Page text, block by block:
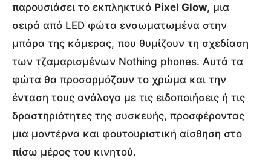
παρουσιάσει το εκπληκτικό Pixel Glow, μια
σειρά από LED φώτα ενσωματωμένα στην
μπάρα της κάμερας, που θυμίζουν τη σχεδίαση
των τζαμαρισμένων Nothing phones. Αυτά τα
φώτα θα προσαρμόζουν το χρώμα και την
ένταση τους ανάλογα με τις ειδοποιήσεις ή τις
δραστηριότητες της συσκευής, προσφέροντας
μια μοντέρνα και φουτουριστική αίσθηση στο
πίσω μέρος του κινητού.